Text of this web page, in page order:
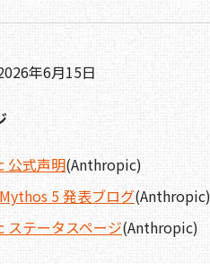
年6月15日
公式声明(Anthropic)
5 発表ブログ(Anthropic)
テータスページ(Anthropic)